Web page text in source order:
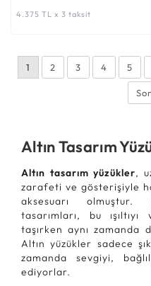
4.375 TL x 3 taksit
1 2 3 4 5
Altın Tasarım
Altın tasarım yüzükler,
zarafeti ve gösterişiyle
aksesuarı olmuştur.
tasarımları, bu
taşırken aynı zamanda
Altın yüzükler sadece
zamanda sevgiyi,
ediyorlar.